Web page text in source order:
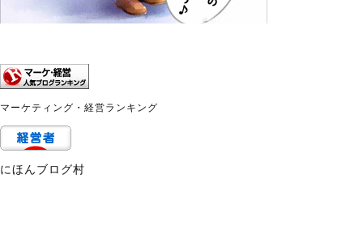
マーケティング・経営ランキング
にほんブログ村